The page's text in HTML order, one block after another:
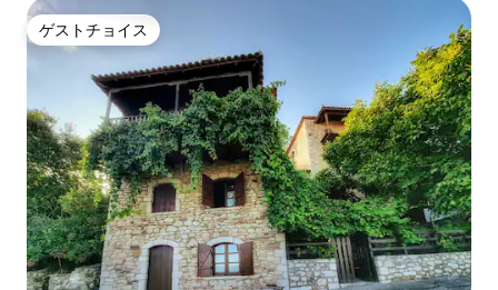
ゲストチョイス
ゲストチョイス